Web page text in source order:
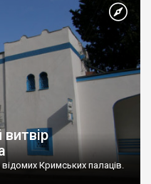
Кримських палаців.